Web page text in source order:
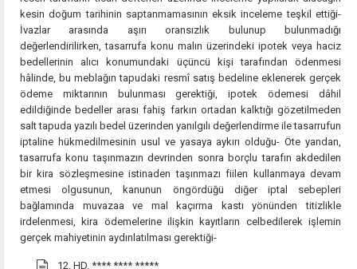
kesin doğum tarihinin saptanmamasının eksik inceleme teşkil ettiği-
İvazlar arasında aşırı oransızlık bulunup bulunmadığı
değerlendirilirken, tasarrufa konu malın üzerindeki ipotek veya haciz
bedellerinin alıcı konumundaki üçüncü kişi tarafından ödenmesi
hâlinde, bu meblağın tapudaki resmî satış bedeline eklenerek gerçek
ödeme miktarının bulunması gerektiği, ipotek ödemesi dâhil
edildiğinde bedeller arası fahiş farkın ortadan kalktığı gözetilmeden
salt tapuda yazılı bedel üzerinden yanılgılı değerlendirme ile tasarrufun
iptaline hükmedilmesinin usul ve yasaya aykırı olduğu- Öte yandan,
tasarrufa konu taşınmazın devrinden sonra borçlu tarafın akdedilen
bir kira sözleşmesine istinaden taşınmazı fiilen kullanmaya devam
etmesi olgusunun, kanunun öngördüğü diğer iptal sebepleri
bağlamında muvazaa ve mal kaçırma kastı yönünden titizlikle
irdelenmesi, kira ödemelerine ilişkin kayıtların celbedilerek işlemin
gerçek mahiyetinin aydınlatılması gerektiği-
12. HD. **** **** *****